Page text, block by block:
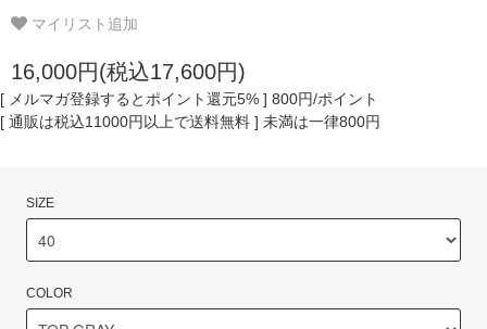
マイリスト追加
16,000円(税込17,600円)
[ メルマガ登録するとポイント還元5% ] 800円/ポイント
[ 通販は税込11000円以上で送料無料 ] 未満は一律800円
SIZE
COLOR